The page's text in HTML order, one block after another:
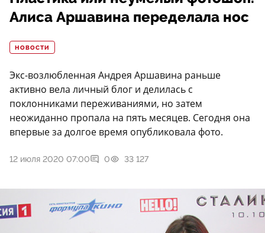
Алиса Аршавина переделала нос
НОВОСТИ
Экс-возлюбленная Андрея Аршавина раньше
активно вела личный блог и делилась с
поклонниками переживаниями, но затем
неожиданно пропала на пять месяцев. Сегодня она
впервые за долгое время опубликовала фото.
12 июля 2020 07:00 0 33 127